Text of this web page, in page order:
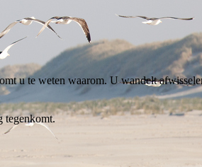
u te weten waarom. U wandelt
tegenkomt.